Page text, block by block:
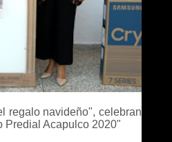
regalo navideño", celebran
Predial Acapulco 2020"